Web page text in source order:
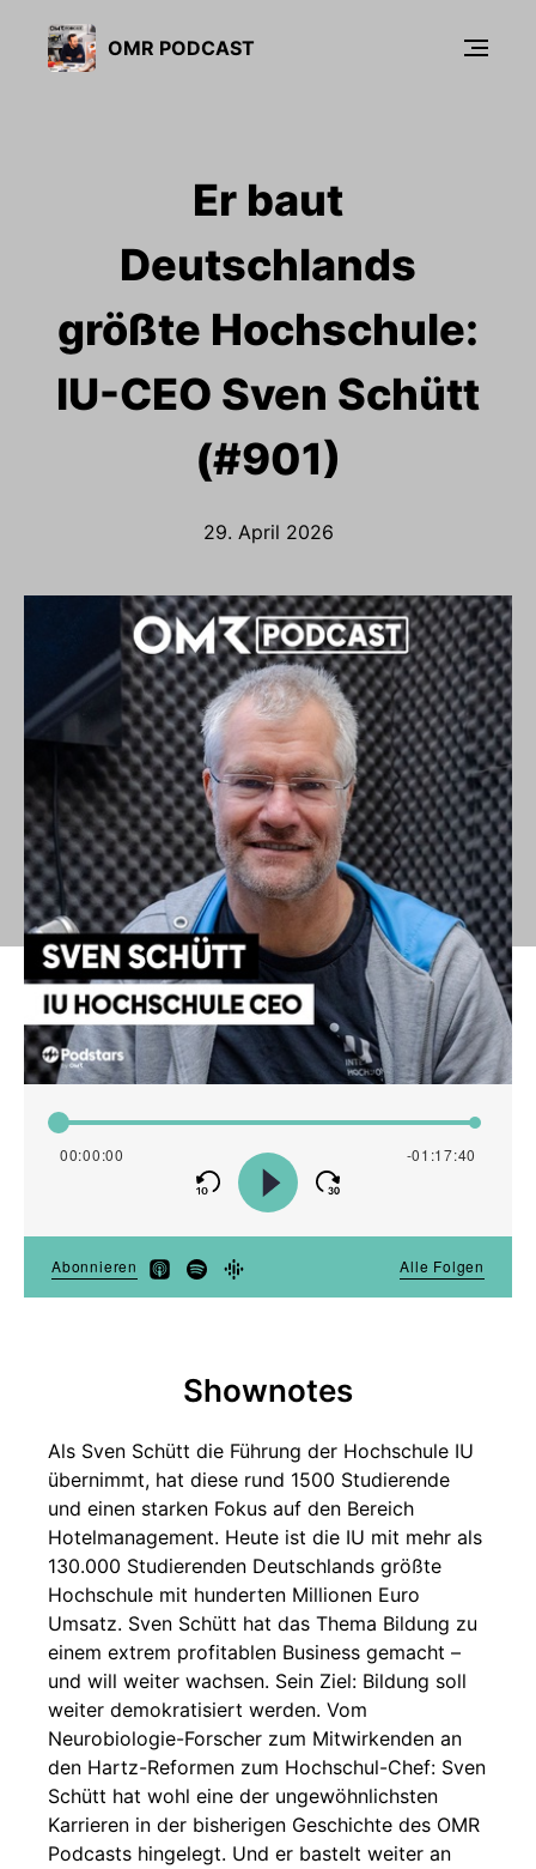
OMR PODCAST
Er baut
Deutschlands
größte Hochschule:
IU-CEO Sven Schütt
(#901)
29. April 2026
Shownotes
Als Sven Schütt die Führung der Hochschule IU
übernimmt, hat diese rund 1500 Studierende
und einen starken Fokus auf den Bereich
Hotelmanagement. Heute ist die IU mit mehr als
130.000 Studierenden Deutschlands größte
Hochschule mit hunderten Millionen Euro
Umsatz. Sven Schütt hat das Thema Bildung zu
einem extrem profitablen Business gemacht –
und will weiter wachsen. Sein Ziel: Bildung soll
weiter demokratisiert werden. Vom
Neurobiologie-Forscher zum Mitwirkenden an
den Hartz-Reformen zum Hochschul-Chef: Sven
Schütt hat wohl eine der ungewöhnlichsten
Karrieren in der bisherigen Geschichte des OMR
Podcasts hingelegt. Und er bastelt weiter an